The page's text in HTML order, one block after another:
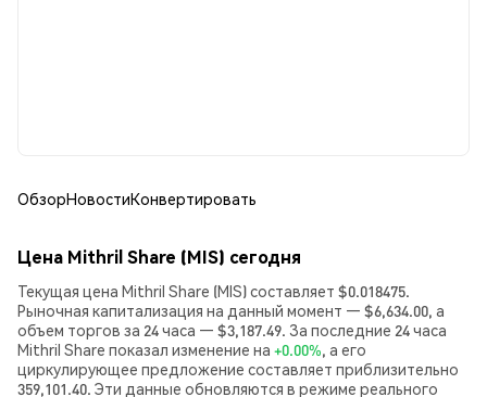
ОбзорНовостиКонвертировать
Цена Mithril Share (MIS) сегодня
Текущая цена Mithril Share (MIS) составляет $0.018475.
Рыночная капитализация на данный момент — $6,634.00, а
объем торгов за 24 часа — $3,187.49. За последние 24 часа
Mithril Share показал изменение на +0.00%, а его
циркулирующее предложение составляет приблизительно
359,101.40. Эти данные обновляются в режиме реального